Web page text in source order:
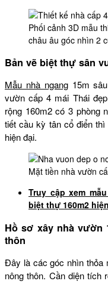
Phối cảnh 3D mẫu
châu âu góc nhìn 2
Bản vẽ biệt thự sân
Mẫu nhà ngang15m
vườn cấp 4 mái Thái
rộng 160m2 có 3 phòng
tiết cầu kỳ tân cổ điển
hiện đại.
Mặt tiền nhà vườn
Truy cập xem
biệt thự 160m2
Hồ sơ xây nhà vườn
thôn
Đây là các góc nhìn thỏa
nông thôn. Cần diện tích